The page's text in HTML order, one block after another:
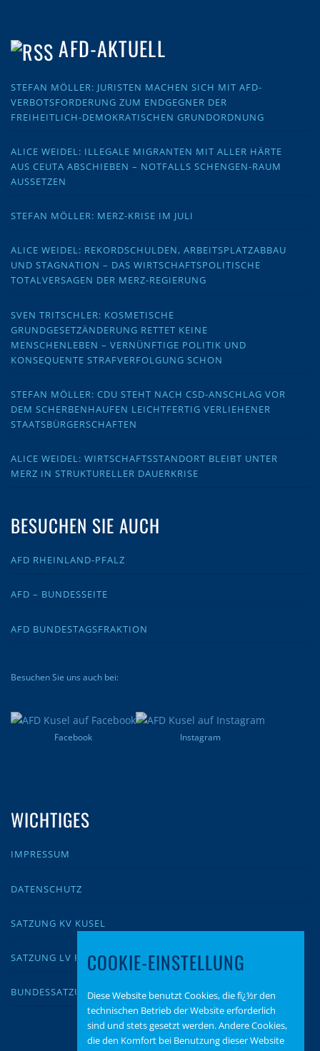
AFD-AKTUELL
STEFAN MÖLLER: JURISTEN MACHEN SICH MIT AFD-
VERBOTSFORDERUNG ZUM ENDGEGNER DER
FREIHEITLICH-DEMOKRATISCHEN GRUNDORDNUNG
ALICE WEIDEL: ILLEGALE MIGRANTEN MIT ALLER HÄRTE
AUS CEUTA ABSCHIEBEN – NOTFALLS SCHENGEN-RAUM
AUSSETZEN
STEFAN MÖLLER: MERZ-KRISE IM JULI
ALICE WEIDEL: REKORDSCHULDEN, ARBEITSPLATZABBAU
UND STAGNATION – DAS WIRTSCHAFTSPOLITISCHE
TOTALVERSAGEN DER MERZ-REGIERUNG
SVEN TRITSCHLER: KOSMETISCHE
GRUNDGESETZÄNDERUNG RETTET KEINE
MENSCHENLEBEN – VERNÜNFTIGE POLITIK UND
KONSEQUENTE STRAFVERFOLGUNG SCHON
STEFAN MÖLLER: CDU STEHT NACH CSD-ANSCHLAG VOR
DEM SCHERBENHAUFEN LEICHTFERTIG VERLIEHENER
STAATSBÜRGERSCHAFTEN
ALICE WEIDEL: WIRTSCHAFTSSTANDORT BLEIBT UNTER
MERZ IN STRUKTURELLER DAUERKRISE
BESUCHEN SIE AUCH
AFD RHEINLAND-PFALZ
AFD – BUNDESSEITE
AFD BUNDESTAGSFRAKTION
Besuchen Sie uns auch bei:
Facebook Instagram
WICHTIGES
IMPRESSUM
DATENSCHUTZ
SATZUNG KV KUSEL
SATZUNG LV RLP
BUNDESSATZUNG
COOKIE-EINSTELLUNG
Diese Website benutzt Cookies, die fï¿½r den
technischen Betrieb der Website erforderlich
sind und stets gesetzt werden. Andere Cookies,
die den Komfort bei Benutzung dieser Website